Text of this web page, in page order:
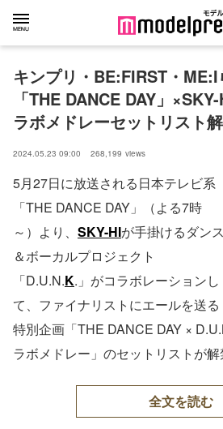
キンプリ・BE:FIRST・
「THE DANCE DAY」
ラボメドレーセットリスト
2024.05.23 09:00 268,199 views
5月27日に放送される日本テレビ系
「THE DANCE DAY」（よる7時
～）より、 SKY-HIが手掛けるダンス
＆ボーカルプロジェクト
「D.U.N.K.」がコラボレーションし
て、ファイナリストにエールを送る
特別企画「THE DANCE DAY ×
ラボメドレー」のセットリストが解
全文を読む